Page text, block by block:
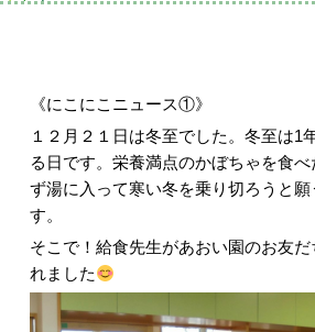
《にこにこニュース①》
１２月２１日は冬至でした。冬至は1
る日です。栄養満点のかぼちゃを食
ず湯に入って寒い冬を乗り切ろうと願
す。
そこで！給食先生があおい園のお友だ
れました